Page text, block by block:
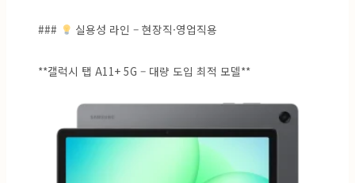
### 실용성 라인 – 현장직·영업직용
**갤럭시 탭 A11+ 5G – 대량 도입 최적 모델**